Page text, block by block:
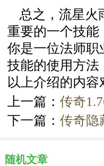
总之，流星火
重要的一个技能
你是一位法师职
技能的使用方法
以上介绍的内
上一篇： 传奇
下一篇： 传奇隐
随机文章